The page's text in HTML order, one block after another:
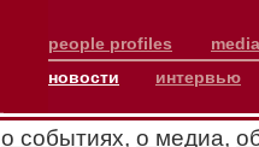
people profiles
новости
интервью
о событиях, о медиа,